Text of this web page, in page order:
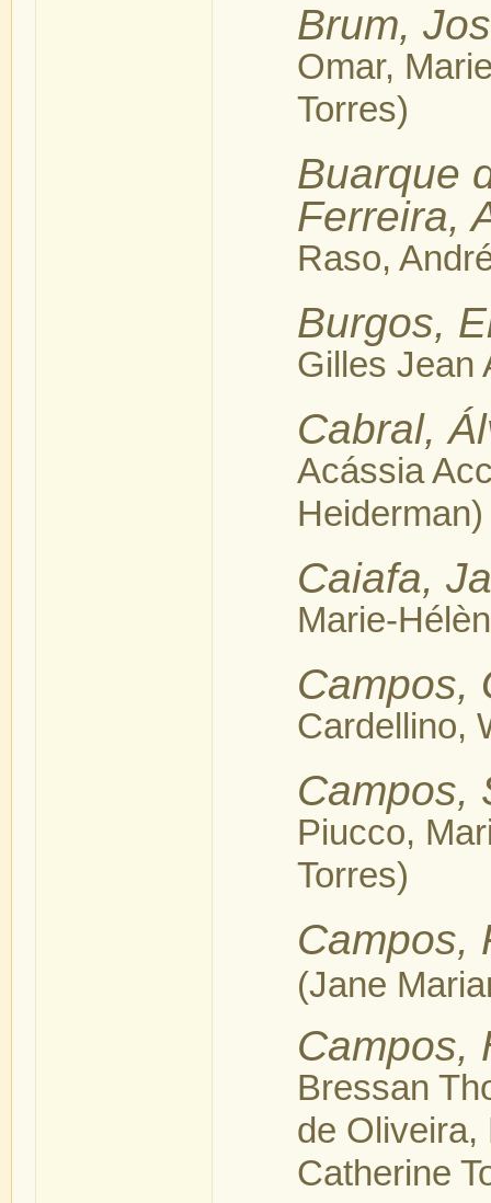
Brum,
Omar,
Torres)
Buarque
Ferreira,
Raso,
Burgos,
Gilles Jean
Cabral,
Acássia
Heiderman)
Caiafa,
Marie-
Campos,
Cardellino,
Campos,
Piucco,
Torres)
Campos,
(Jane
Campos,
Bressan
de Oliveira,
Catherine